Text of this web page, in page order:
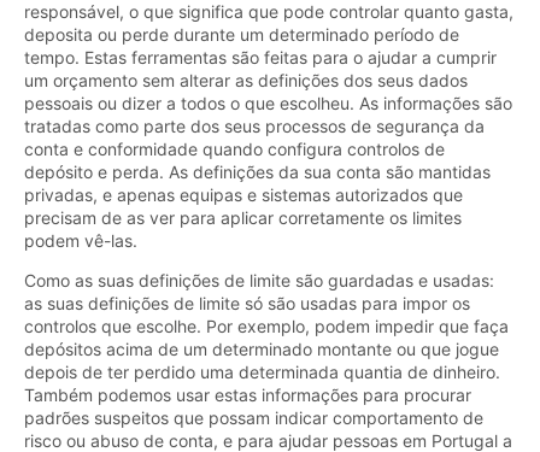
responsável, o que significa que pode controlar quanto gasta,
deposita ou perde durante um determinado período de
tempo. Estas ferramentas são feitas para o ajudar a cumprir
um orçamento sem alterar as definições dos seus dados
pessoais ou dizer a todos o que escolheu. As informações são
tratadas como parte dos seus processos de segurança da
conta e conformidade quando configura controlos de
depósito e perda. As definições da sua conta são mantidas
privadas, e apenas equipas e sistemas autorizados que
precisam de as ver para aplicar corretamente os limites
podem vê-las.
Como as suas definições de limite são guardadas e usadas:
as suas definições de limite só são usadas para impor os
controlos que escolhe. Por exemplo, podem impedir que faça
depósitos acima de um determinado montante ou que jogue
depois de ter perdido uma determinada quantia de dinheiro.
Também podemos usar estas informações para procurar
padrões suspeitos que possam indicar comportamento de
risco ou abuso de conta, e para ajudar pessoas em Portugal a